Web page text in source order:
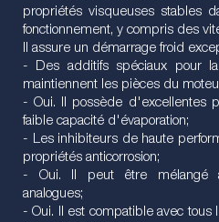
propriétés visqueuses stables
fonctionnement, y compris des
Il assure un démarrage froid
- Des additifs spéciaux pour
maintiennent les pièces du
- Oui. Il possède d'excellentes
faible capacité d'évaporation;
- Les inhibiteurs de haute
propriétés anticorrosion;
- Oui. Il peut être mélangé
analogues;
- Oui. Il est compatible avec